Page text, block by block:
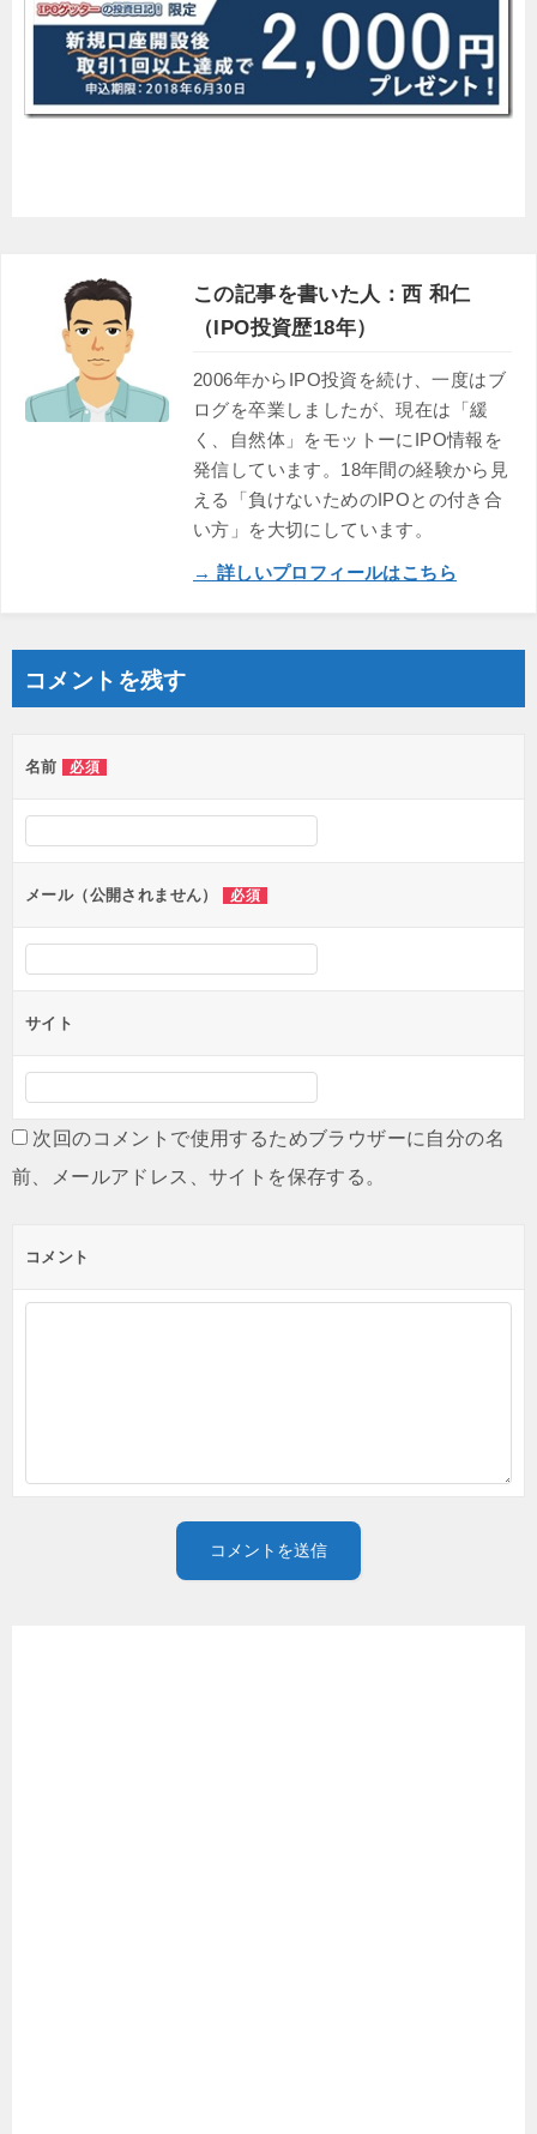
この記事を書いた人：西 和仁
（IPO投資歴18年）
2006年からIPO投資を続け、一度はブ
ログを卒業しましたが、現在は「緩
く、自然体」をモットーにIPO情報を
発信しています。18年間の経験から見
える「負けないためのIPOとの付き合
い方」を大切にしています。
→ 詳しいプロフィールはこちら
コメントを残す
名前 必須
メール（公開されません） 必須
サイト
次回のコメントで使用するためブラウザーに自分の名
前、メールアドレス、サイトを保存する。
コメント